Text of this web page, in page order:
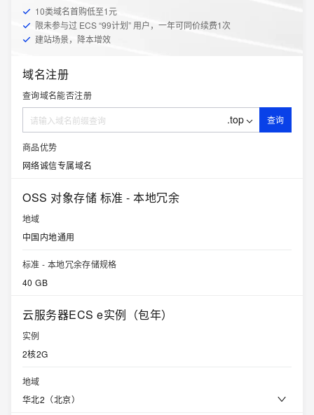
10类域名首购低至1元
限未参与过 ECS “99计划” 用户，一年可同价续费1次
建站场景，降本增效
域名注册
查询域名能否注册
.top 查询
商品优势
网络诚信专属域名
OSS 对象存储 标准 - 本地冗余
地域
中国内地通用
标准 - 本地冗余存储规格
40 GB
云服务器ECS e实例（包年）
实例
2核2G
地域
华北2（北京）